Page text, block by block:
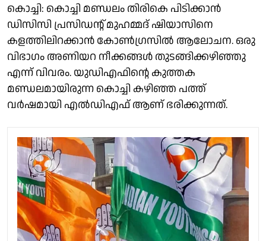
കൊച്ചി: കൊച്ചി മണ്ഡലം തിരികെ പിടിക്കാൻ
ഡിസിസി പ്രസിഡൻ്റ് മുഹമ്മദ് ഷിയാസിനെ
കളത്തിലിറക്കാൻ കോൺഗ്രസിൽ ആലോചന. ഒരു
വിഭാഗം അണിയറ നീക്കങ്ങൾ തുടങ്ങിക്കഴിഞ്ഞു
എന്ന് വിവരം. യുഡിഎഫിൻ്റെ കുത്തക
മണ്ഡലമായിരുന്ന കൊച്ചി കഴിഞ്ഞ പത്ത്
വർഷമായി എൽഡിഎഫ് ആണ് ഭരിക്കുന്നത്.